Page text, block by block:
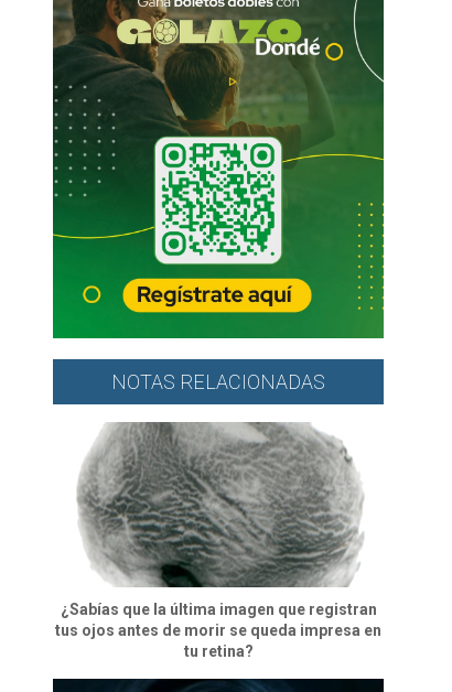
NOTAS RELACIONADAS
¿Sabías que la última imagen que registran
tus ojos antes de morir se queda impresa en
tu retina?